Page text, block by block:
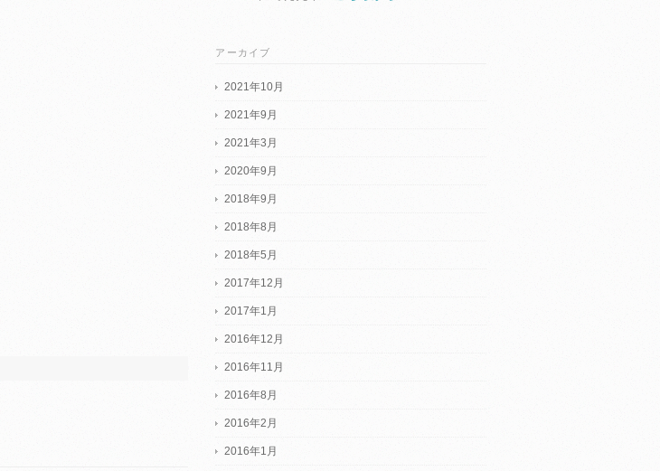
アーカイブ
2021年10月
2021年9月
2021年3月
2020年9月
2018年9月
2018年8月
2018年5月
2017年12月
2017年1月
2016年12月
2016年11月
2016年8月
2016年2月
2016年1月